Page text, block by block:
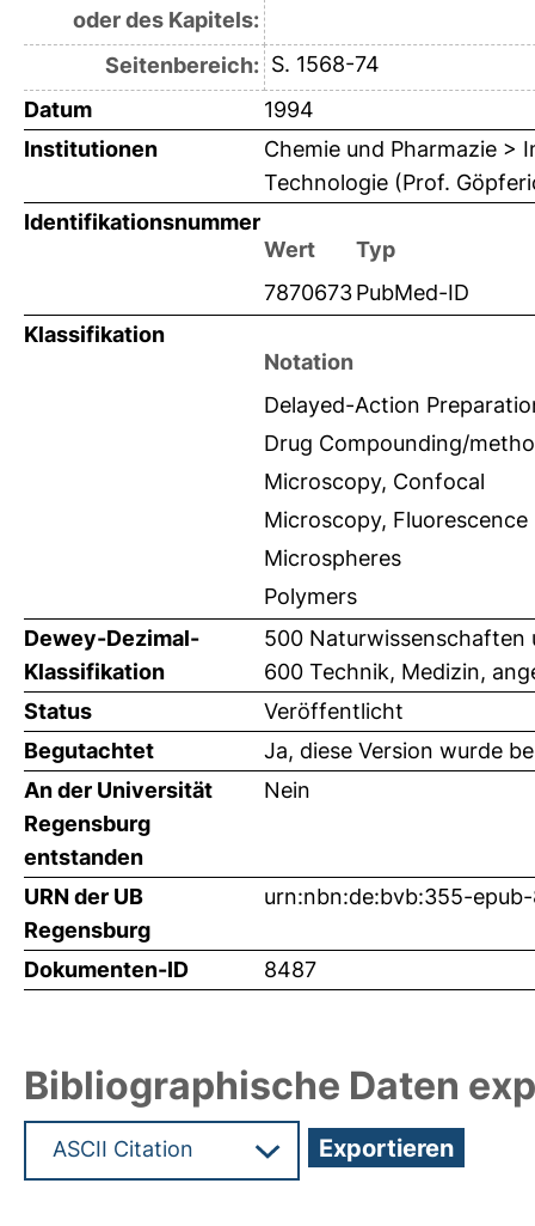
oder des Kapitels:
Seitenbereich: S. 1568-74
Datum
1994
Institutionen
Chemie und Pharmazie >
Technologie (Prof.
Identifikationsnummer
Wert
Typ
7870673PubMed-ID
Klassifikation
Notation
Delayed-Action
Drug Compounding/
Microscopy, Confocal
Microscopy, Fluorescence
Microspheres
Polymers
Dewey-Dezimal-
Klassifikation
500 Naturwissenschaften
600 Technik, Medizin,
Status
Veröffentlicht
Begutachtet
Ja, diese Version wurde
An der Universität
Regensburg
entstanden
Nein
URN der UB
Regensburg
urn:nbn:de:bvb:355-
Dokumenten-ID 8487
Bibliographische Daten